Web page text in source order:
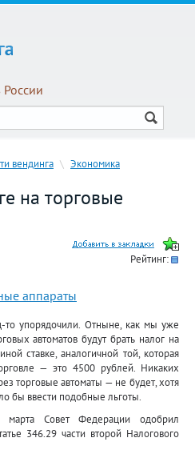
вендинга \ Экономика
на торговые
Рейтинг:
аппараты
то упорядочили. Отныне, как мы уже
автоматов будут брать налог на
ставке, аналогичной той, которая
— это 4500 рублей. Никаких
торговые автоматы — не будет, хотя
бы ввести подобные льготы.
Совет Федерации одобрил
346.29 части второй Налогового